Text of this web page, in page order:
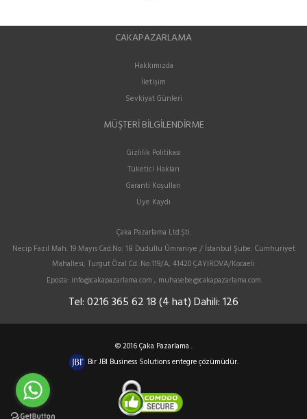
CAKAPAZARLAMA
Hakkımızda
İletişim
Sevkiyat Günleri
MÜŞTERI BILGILENDIRME
Gizlilik Politikası
Tüketici Hakları
Garanti Koşulları
Üye Kaydı
Çaka Pazarlama Ltd.Şti.
Necip Fazıl Mah. 19 Mayıs Cad.No: 18 Dudullu Ümraniye / İstanbul Şube: Cumhuriyet
Mahallesi, Turgut Özal Cd. No:119/A, 41420 ÇAYIROVA/Kocaeli
Eposta: info@cakapazarlama.com , muhasebe@cakapazarlama.com
Tel:0216 365 62 18 (4 hat) Dahili: 126
© 2016 Çaka Pazarlama .
BirJBI Business Solutionsentegre çözümüdür.